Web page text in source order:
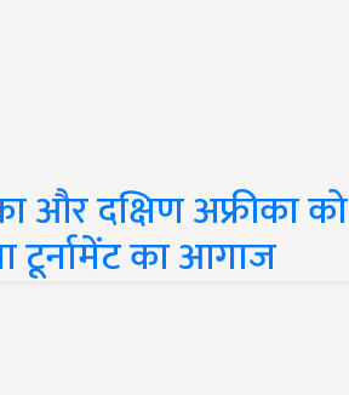
और दक्षिण अफ्रीका को
टूर्नामेंट का आगाज